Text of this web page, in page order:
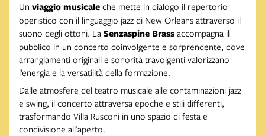
Un viaggio musicale che mette in dialogo il repertorio
operistico con il linguaggio jazz di New Orleans attraverso il
suono degli ottoni. La Senzaspine Brass accompagna il
pubblico in un concerto coinvolgente e sorprendente, dove
arrangiamenti originali e sonorità travolgenti valorizzano
l’energia e la versatilità della formazione.
Dalle atmosfere del teatro musicale alle contaminazioni jazz
e swing, il concerto attraversa epoche e stili differenti,
trasformando Villa Rusconi in uno spazio di festa e
condivisione all’aperto.